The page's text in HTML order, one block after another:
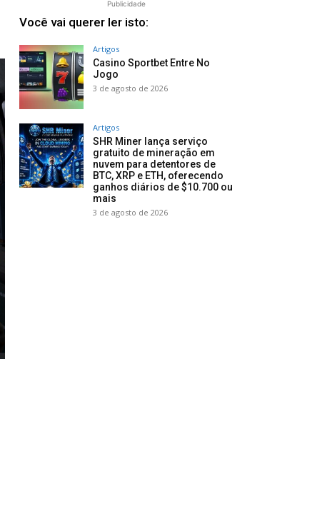
Publicidade
Você vai querer ler isto:
Artigos
Casino Sportbet Entre No
Jogo
3 de agosto de 2026
Artigos
SHR Miner lança serviço
gratuito de mineração em
nuvem para detentores de
BTC, XRP e ETH, oferecendo
ganhos diários de $10.700 ou
mais
3 de agosto de 2026